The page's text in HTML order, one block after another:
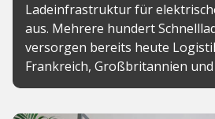
Ladeinfrastruktur für
aus. Mehrere hundert
versorgen bereits heute
Frankreich, Großbritannien und